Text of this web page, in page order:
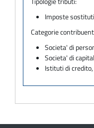
Imposte
Categorie
Societa' di
Societa' di
Istituti di